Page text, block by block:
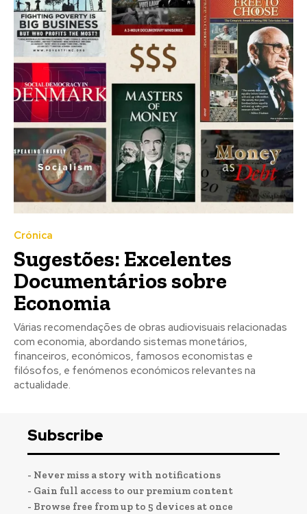
Crónica
Sugestões: Excelentes
Documentários sobre
Economia
Várias recomendações de obras audiovisuais relacionadas
com economia, abordando sistemas monetários,
financeiros, económicos, famosos economistas e
filósofos, e fenómenos económicos relevantes na
actualidade.
Subscribe
- Never miss a story with notifications
- Gain full access to our premium content
- Browse free from up to 5 devices at once